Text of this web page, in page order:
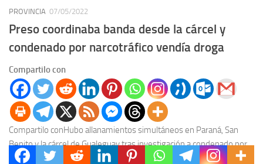
PROVINCIA 07/05/2022
Preso coordinaba banda desde la cárcel y
condenado por narcotráfico vendía droga
Compartilo con
Compartilo conHubo allanamientos simultáneos en Paraná, San
Benito y la cárcel de Gualeguay tras investigación a condenado por
la causa de la narcoavioneta y un...